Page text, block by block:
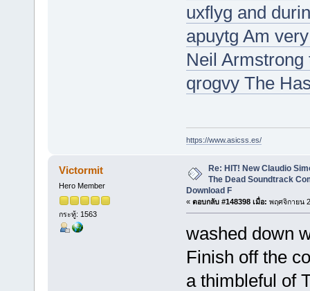
uxflyg and
apuytg Am
Neil Armstrong
qrogvy The
https://www.asicss.es/
Victormit
Hero Member
กระทู้: 1563
Re: HIT! New Claudio
The Dead Soundtrack
Download F
« ตอบกลับ #148398 เมื่อ: พฤศจิกายน
washed down
Finish off the
a thimbleful of